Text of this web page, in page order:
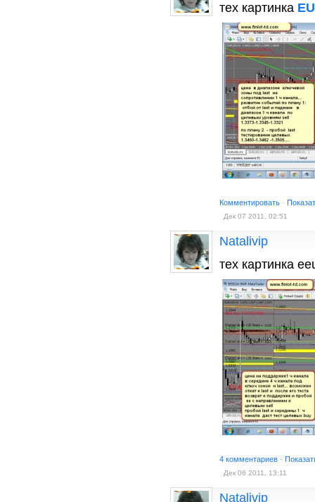
тех картинка
Комментировать ·
Дек 07 2011, 02:51
Natalivip
тех картинка
4 комментариев ·
Дек 06 2011, 13:11
Natalivip